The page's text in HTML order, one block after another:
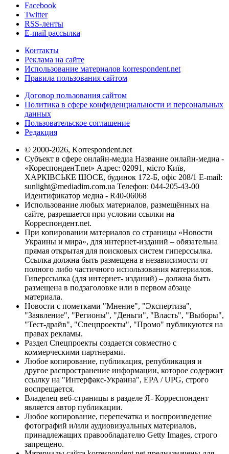
Facebook
Twitter
RSS-ленты
E-mail рассылка
Контакты
Реклама на сайте
Использование материалов korrespondent.net
Правила пользования сайтом
Договор пользования сайтом
Политика в сфере конфиденциальности и персональных
данных
Пользовательское соглашение
Редакция
© 2000-2026, Korrespondent.net
Субъект в сфере онлайн-медиа Название онлайн-медиа -
«КореспонденТ.net» Адрес: 02091, місто Київ,
ХАРКІВСЬКЕ ШОСЕ, будинок 172-Б, офіс 208/1 E-mail:
sunlight@mediadim.com.ua Телефон: 044-205-43-00
Идентификатор медиа - R40-06068
Использование любых материалов, размещённых на
сайте, разрешается при условии ссылки на
Корреспондент.net.
При копировании материалов со страницы «Новости
Украины и мира», для интернет-изданий – обязательна
прямая открытая для поисковых систем гиперссылка.
Ссылка должна быть размещена в независимости от
полного либо частичного использования материалов.
Гиперссылка (для интернет- изданий) – должна быть
размещена в подзаголовке или в первом абзаце
материала.
Новости с пометками "Мнение", "Экспертиза",
"Заявление", "Регионы", "Деньги", "Власть", "Выборы",
"Тест-драйв", "Спецпроекты", "Промо" публикуются на
правах рекламы.
Раздел Спецпроекты создается совместно с
коммерческими партнерами.
Любое копирование, публикация, републикация и
другое распространение информации, которое содержит
ссылку на "Интерфакс-Украина", EPA / UPG, строго
воспрещается.
Владелец веб-страницы в разделе Я- Корреспондент
является автор публикации.
Любое копирование, перепечатка и воспроизведение
фотографий и/или аудиовизуальных материалов,
принадлежащих правообладателю Getty Images, строго
запрещено.